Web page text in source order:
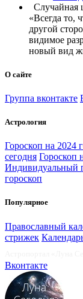
Случайная
«Всегда то,
другой
видимое
новый вид
О сайте
Группа вконтакте
Астрология
Гороскоп на 2024
сегодня Гороскоп
Индивидуальный
гороскоп
Популярное
Православный
стрижек
Вконтакте